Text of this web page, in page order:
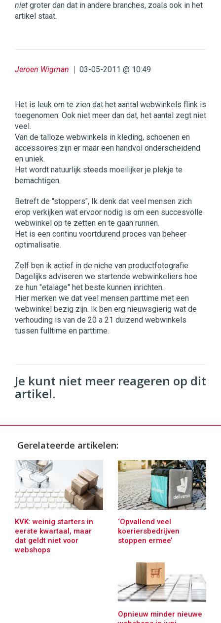
niet groter dan dat in andere branches, zoals ook in het
artikel staat.
Jeroen Wigman 03-05-2011 @ 10:49
Het is leuk om te zien dat het aantal webwinkels flink is
toegenomen. Ook niet meer dan dat, het aantal zegt niet
veel.
Van de talloze webwinkels in kleding, schoenen en
accessoires zijn er maar een handvol onderscheidend
en uniek.
Het wordt natuurlijk steeds moeilijker je plekje te
bemachtigen.
Betreft de "stoppers", Ik denk dat veel mensen zich
erop verkijken wat ervoor nodig is om een succesvolle
webwinkel op te zetten en te gaan runnen.
Het is een continu voortdurend proces van beheer
optimalisatie.
Zelf ben ik actief in de niche van productfotografie.
Dagelijks adviseren we startende webwinkeliers hoe
ze hun "etalage" het beste kunnen inrichten.
Hier merken we dat veel mensen parttime met een
webwinkel bezig zijn. Ik ben erg nieuwsgierig wat de
verhouding is van de 20 a 21 duizend webwinkels
tussen fulltime en parttime.
Je kunt niet meer reageren op dit
artikel.
Gerelateerde artikelen:
KVK: weinig starters in
eerste kwartaal, maar
dat geldt niet voor
webshops
‘Opvallend veel
koeriersbedrijven
stoppen ermee’
Opnieuw minder nieuwe